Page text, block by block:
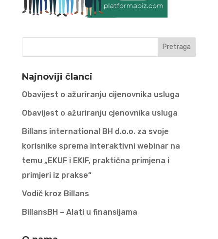
Najnoviji članci
Obavijest o ažuriranju cijenovnika usluga
Obavijest o ažuriranju cjenovnika usluga
Billans international BH d.o.o. za svoje
korisnike sprema interaktivni webinar na
temu „EKUF i EKIF, praktična primjena i
primjeri iz prakse“
Vodič kroz Billans
BillansBH – Alati u finansijama